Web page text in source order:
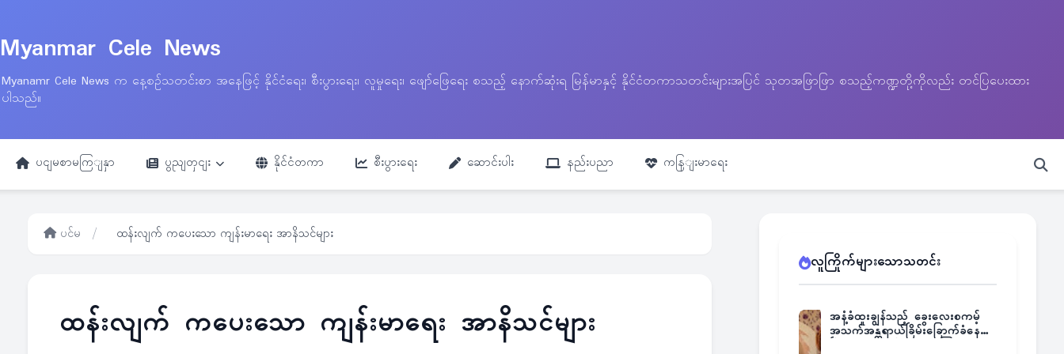
Myanmar Cele News
Myanamr Cele News က နေ့စဉ်သတင်းစာ အနေဖြင့် နိုင်ငံရေး၊ စီးပွားရေး၊ လူမှုရေး၊ ဖျော်ဖြေရေး စသည့် နောက်ဆုံးရ မြန်မာနှင့် နိုင်ငံတကာသတင်းများအပြင် သုတအဖြာဖြာ စသည့်ကဏ္ဍတို့ကိုလည်း တင်ပြပေးထား
ပါသည်။
ပငျမစာမကြျနှာ ပွညျတှငျး နိုင်ငံတကာ စီးပွားရေး ဆောင်းပါး နည်းပညာ ကနြျးမာရေး
ပင်မ / ထန်းလျက် ကပေးသော ကျန်းမာရေး အာနိသင်များ
ထန်းလျက် ကပေးသော ကျန်းမာရေး အာနိသင်များ
လူကြိုက်များသောသတင်း
အနံ့ခံထူးချွန်သည့် ခွေးလေးစကမ့်
အသက်အန္တရာယ်ခြိမ်းခြောက်ခံနေရ